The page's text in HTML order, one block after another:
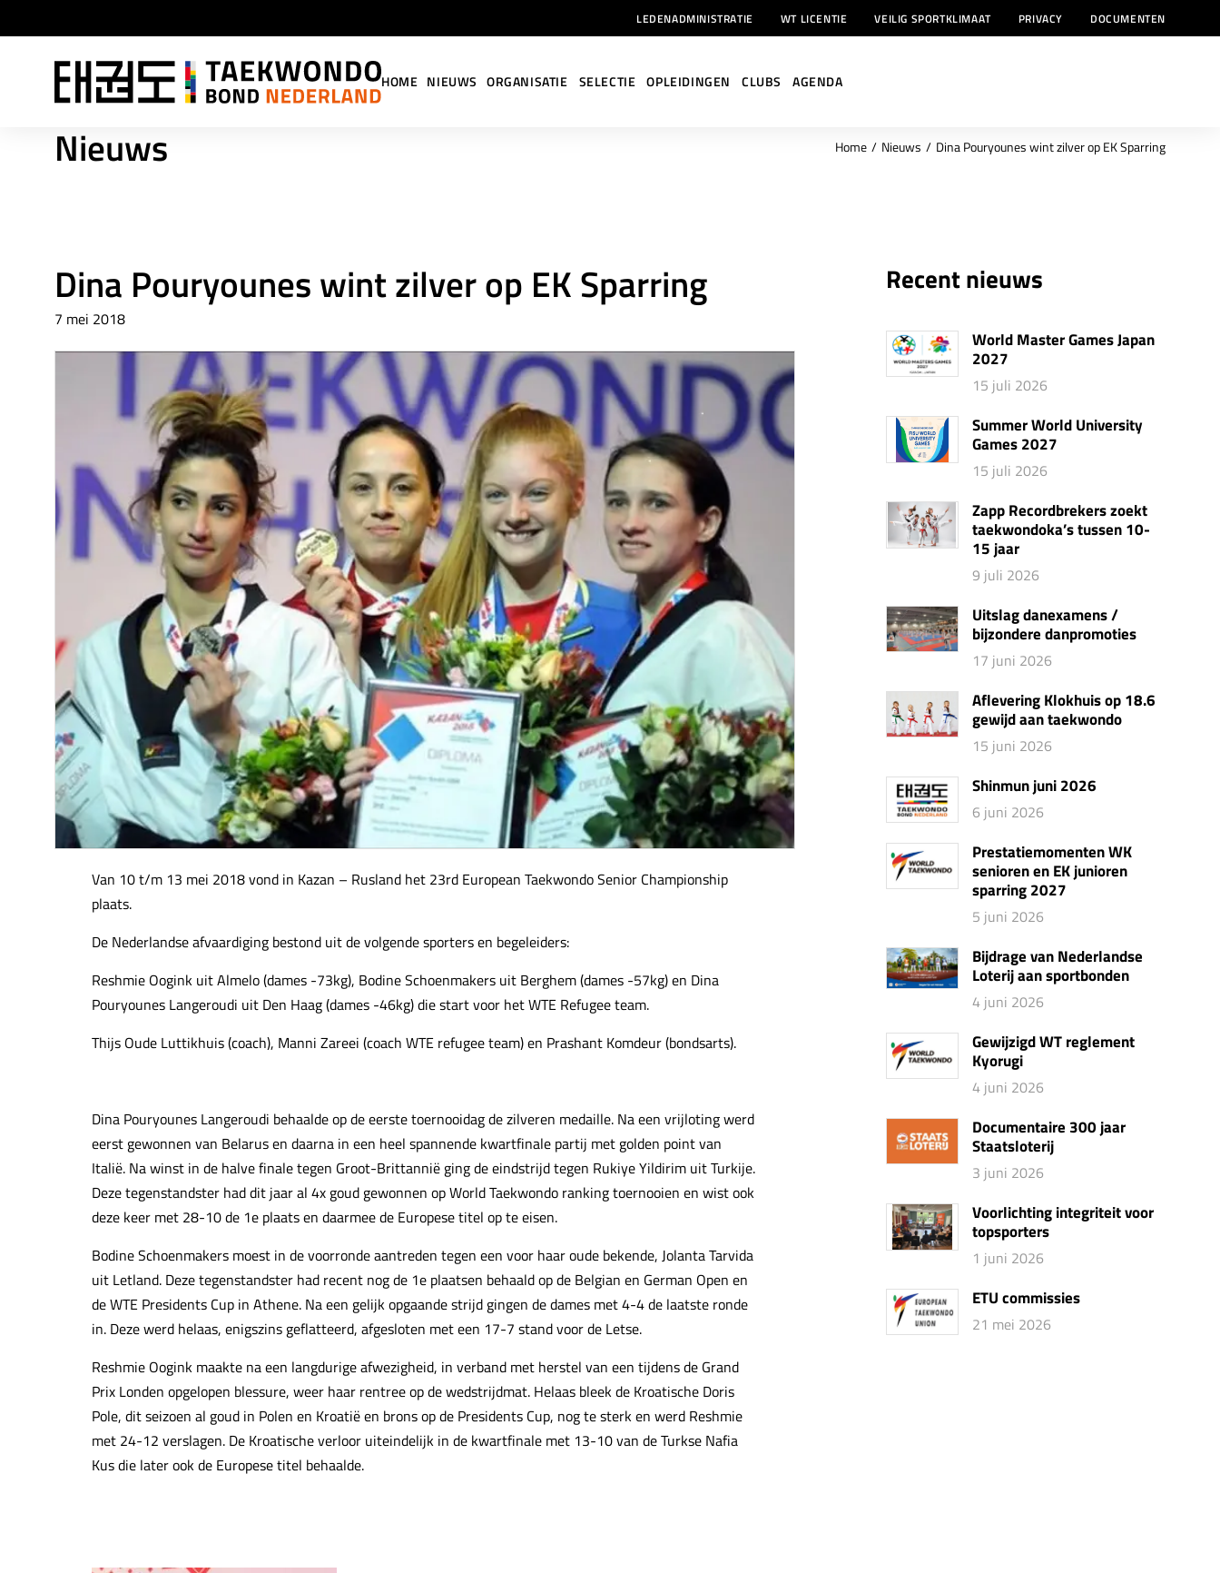
LEDENADMINISTRATIE WT LICENTIE VEILIG SPORTKLIMAAT PRIVACY DOCUMENTEN
HOME NIEUWS ORGANISATIE SELECTIE OPLEIDINGEN CLUBS AGENDA
Nieuws Home Nieuws Dina Pouryounes wint zilver op EK Sparring
Dina Pouryounes wint zilver op EK Sparring
7 mei 2018
Van 10 t/m 13 mei 2018 vond in Kazan – Rusland het 23rd European Taekwondo Senior Championship
plaats.
De Nederlandse afvaardiging bestond uit de volgende sporters en begeleiders:
Reshmie Oogink uit Almelo (dames -73kg), Bodine Schoenmakers uit Berghem (dames -57kg) en Dina
Pouryounes Langeroudi uit Den Haag (dames -46kg) die start voor het WTE Refugee team.
Thijs Oude Luttikhuis (coach), Manni Zareei (coach WTE refugee team) en Prashant Komdeur (bondsarts).
Dina Pouryounes Langeroudi behaalde op de eerste toernooidag de zilveren medaille. Na een vrijloting werd
eerst gewonnen van Belarus en daarna in een heel spannende kwartfinale partij met golden point van
Italië. Na winst in de halve finale tegen Groot-Brittannië ging de eindstrijd tegen Rukiye Yildirim uit Turkije.
Deze tegenstandster had dit jaar al 4x goud gewonnen op World Taekwondo ranking toernooien en wist ook
deze keer met 28-10 de 1e plaats en daarmee de Europese titel op te eisen.
Bodine Schoenmakers moest in de voorronde aantreden tegen een voor haar oude bekende, Jolanta Tarvida
uit Letland. Deze tegenstandster had recent nog de 1e plaatsen behaald op de Belgian en German Open en
de WTE Presidents Cup in Athene. Na een gelijk opgaande strijd gingen de dames met 4-4 de laatste ronde
in. Deze werd helaas, enigszins geflatteerd, afgesloten met een 17-7 stand voor de Letse.
Reshmie Oogink maakte na een langdurige afwezigheid, in verband met herstel van een tijdens de Grand
Prix Londen opgelopen blessure, weer haar rentree op de wedstrijdmat. Helaas bleek de Kroatische Doris
Pole, dit seizoen al goud in Polen en Kroatië en brons op de Presidents Cup, nog te sterk en werd Reshmie
met 24-12 verslagen. De Kroatische verloor uiteindelijk in de kwartfinale met 13-10 van de Turkse Nafia
Kus die later ook de Europese titel behaalde.
Recent nieuws
World Master Games Japan
2027
15 juli 2026
Summer World University
Games 2027
15 juli 2026
Zapp Recordbrekers zoekt
taekwondoka’s tussen 10-
15 jaar
9 juli 2026
Uitslag danexamens /
bijzondere danpromoties
17 juni 2026
Aflevering Klokhuis op 18.6
gewijd aan taekwondo
15 juni 2026
Shinmun juni 2026
6 juni 2026
Prestatiemomenten WK
senioren en EK junioren
sparring 2027
5 juni 2026
Bijdrage van Nederlandse
Loterij aan sportbonden
4 juni 2026
Gewijzigd WT reglement
Kyorugi
4 juni 2026
Documentaire 300 jaar
Staatsloterij
3 juni 2026
Voorlichting integriteit voor
topsporters
1 juni 2026
ETU commissies
21 mei 2026